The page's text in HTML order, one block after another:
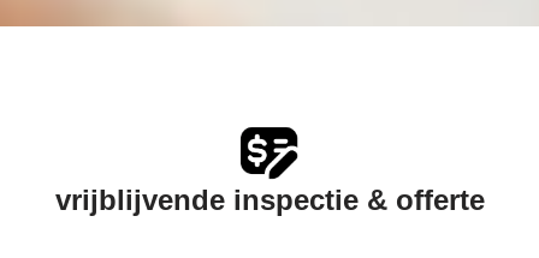
vrijblijvende inspectie & offerte